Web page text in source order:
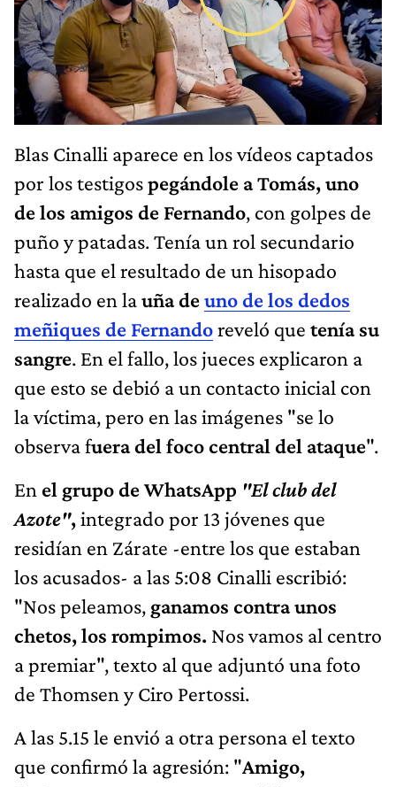
Blas Cinalli aparece en los vídeos captados
por los testigospegándole a Tomás, uno
de los amigos de Fernando, con golpes de
puño y patadas. Tenía un rol secundario
hasta que el resultado de un hisopado
realizado en lauña deuno de los dedos
meñiques de Fernandoreveló que tenía su
sangre. En el fallo, los jueces explicaron a
que esto se debió a un contacto inicial con
la víctima, pero en las imágenes "se lo
observa fuera del foco central del ataque".
En el grupo de WhatsApp "El club del
Azote",integrado por 13 jóvenes que
residían en Zárate -entre los que estaban
los acusados- a las 5:08 Cinalli escribió:
"Nos peleamos, ganamos contra unos
chetos, los rompimos. Nos vamos al centro
a premiar", texto al que adjuntó una foto
de Thomsen y Ciro Pertossi.
A las 5.15 le envió a otra persona el texto
que confirmó la agresión: "Amigo,